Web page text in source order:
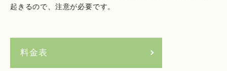
起きるので、注意が必要です。
料金表